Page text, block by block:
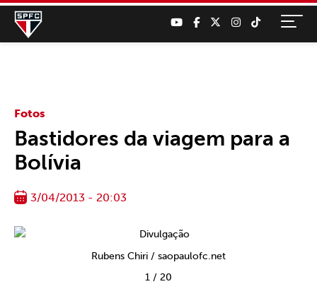
Fotos
Bastidores da viagem para a
Bolívia
3/04/2013 - 20:03
Rubens Chiri / saopaulofc.net
1 / 20